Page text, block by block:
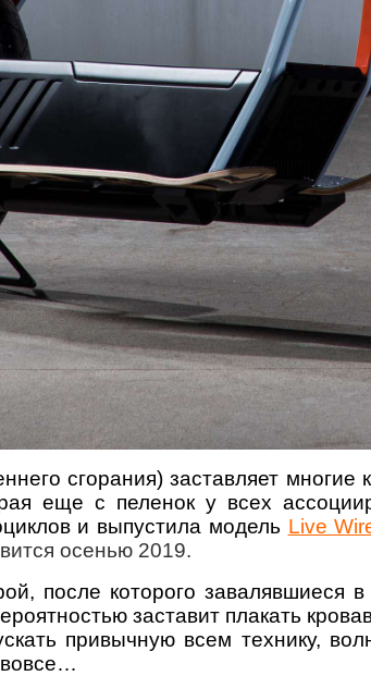
сгорания) заставляет
еще с пеленок у всех
и выпустила модель Live
осенью 2019.
после которого завалявшиеся
заставит плакать
привычную всем технику,
вовсе…